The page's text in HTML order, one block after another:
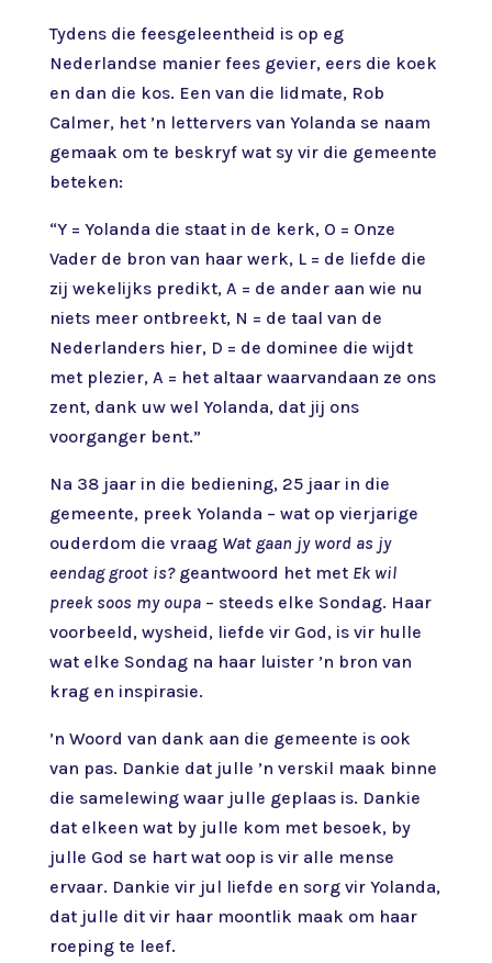
Tydens die feesgeleentheid is op eg
Nederlandse manier fees gevier, eers die koek
en dan die kos. Een van die lidmate, Rob
Calmer, het ’n lettervers van Yolanda se naam
gemaak om te beskryf wat sy vir die gemeente
beteken:
“Y = Yolanda die staat in de kerk, O = Onze
Vader de bron van haar werk, L = de liefde die
zij wekelijks predikt, A = de ander aan wie nu
niets meer ontbreekt, N = de taal van de
Nederlanders hier, D = de dominee die wijdt
met plezier, A = het altaar waarvandaan ze ons
zent, dank uw wel Yolanda, dat jij ons
voorganger bent.”
Na 38 jaar in die bediening, 25 jaar in die
gemeente, preek Yolanda – wat op vierjarige
ouderdom die vraag Wat gaan jy word as jy
eendag groot is?geantwoord het met Ek wil
preek soos my oupa– steeds elke Sondag. Haar
voorbeeld, wysheid, liefde vir God, is vir hulle
wat elke Sondag na haar luister ’n bron van
krag en inspirasie.
’n Woord van dank aan die gemeente is ook
van pas. Dankie dat julle ’n verskil maak binne
die samelewing waar julle geplaas is. Dankie
dat elkeen wat by julle kom met besoek, by
julle God se hart wat oop is vir alle mense
ervaar. Dankie vir jul liefde en sorg vir Yolanda,
dat julle dit vir haar moontlik maak om haar
roeping te leef.